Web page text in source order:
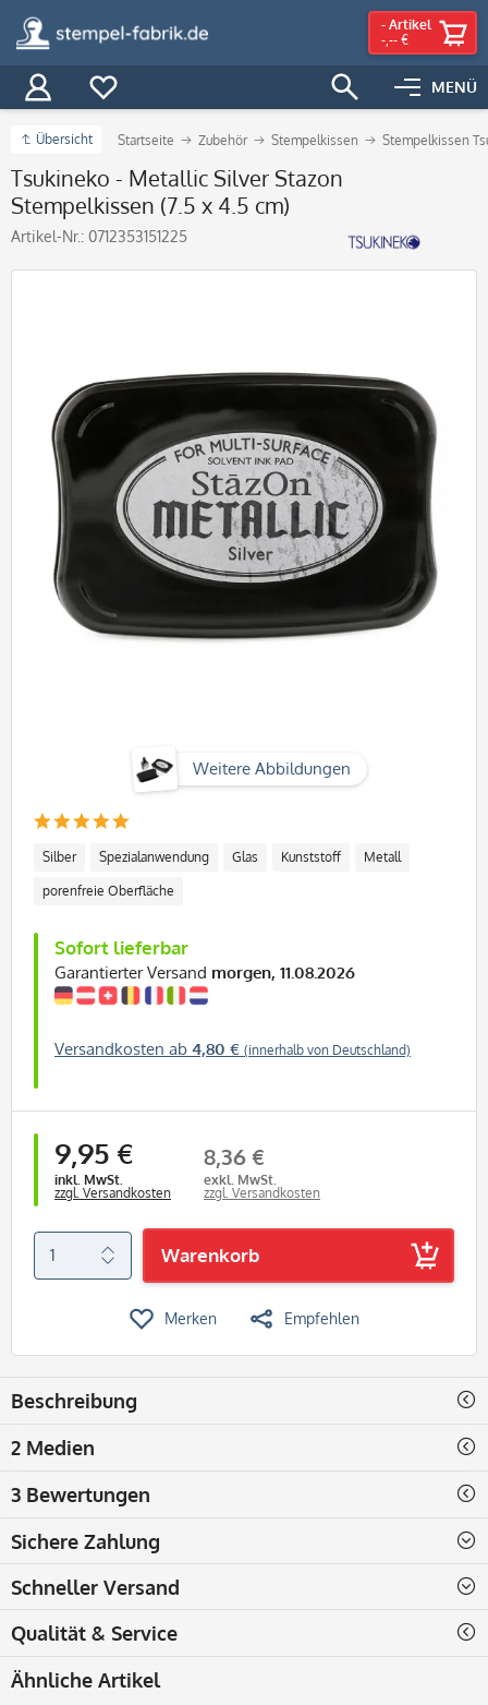
MENÜ
- Artikel
-,-- €
Übersicht Startseite Zubehör Stempelkissen Stempelkissen
Tsukineko - Metallic Silver Stazon
Stempelkissen (7.5 x 4.5 cm)
Artikel-Nr.: 0712353151225
Weitere Abbildungen
Silber Spezialanwendung Glas Kunststoff Metall
porenfreie Oberfläche
Sofort lieferbar
Garantierter Versand morgen, 11.08.2026
Versandkosten ab 4,80 € (innerhalb von Deutschland)
9,95 €
inkl. MwSt.
zzgl. Versandkosten
8,36 €
exkl. MwSt.
zzgl. Versandkosten
Warenkorb
Merken Empfehlen
Beschreibung
2 Medien
3 Bewertungen
Sichere Zahlung
Schneller Versand
Qualität & Service
Ähnliche Artikel